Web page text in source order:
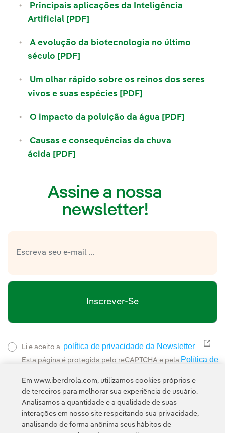
Principais aplicações da Inteligência
Artificial [PDF]
A evolução da biotecnologia no último
século [PDF]
Um olhar rápido sobre os reinos dos seres
vivos e suas espécies [PDF]
O impacto da poluição da água [PDF]
Causas e consequências da chuva
ácida [PDF]
Assine a nossa
newsletter!
Inscrever-Se
Li e aceito a política de privacidade da Newsletter Link
Esta página é protegida pelo reCAPTCHA e pela Política de
Em www.iberdrola.com, utilizamos cookies próprios e
de terceiros para melhorar sua experiência de usuário.
Analisamos a quantidade e a qualidade de suas
interações em nosso site respeitando sua privacidade,
analisando de forma anônima seus hábitos de